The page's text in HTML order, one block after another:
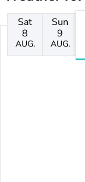
Sat
8
AUG.
Sun
9
AUG.